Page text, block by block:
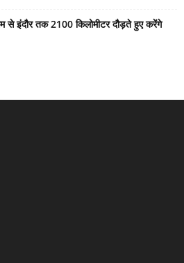
से इंदौर तक 2100 किलोमीटर दौड़ते हुए करेंगे